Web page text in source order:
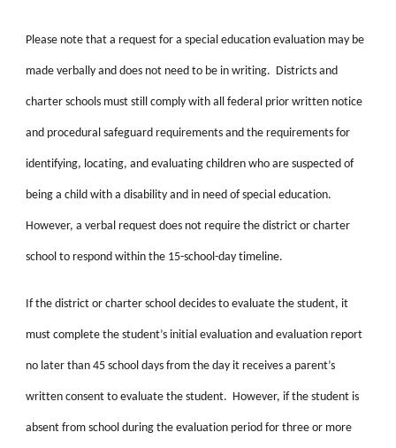
Please note that a request for a special education evaluation may be
made verbally and does not need to be in writing. Districts and
charter schools must still comply with all federal prior written notice
and procedural safeguard requirements and the requirements for
identifying, locating, and evaluating children who are suspected of
being a child with a disability and in need of special education.
However, a verbal request does not require the district or charter
school to respond within the 15-school-day timeline.
If the district or charter school decides to evaluate the student, it
must complete the student’s initial evaluation and evaluation report
no later than 45 school days from the day it receives a parent’s
written consent to evaluate the student. However, if the student is
absent from school during the evaluation period for three or more